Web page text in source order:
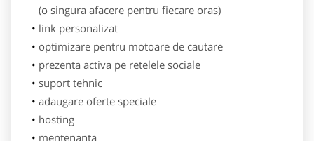
(o singura afacere pentru fiecare oras)
link personalizat
optimizare pentru motoare de cautare
prezenta activa pe retelele sociale
suport tehnic
adaugare oferte speciale
hosting
mentenanta